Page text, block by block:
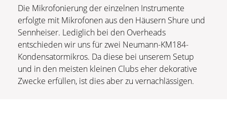
Die Mikrofonierung der einzelnen Instrumente
erfolgte mit Mikrofonen aus den Häusern Shure und
Sennheiser. Lediglich bei den Overheads
entschieden wir uns für zwei Neumann-KM184-
Kondensatormikros. Da diese bei unserem Setup
und in den meisten kleinen Clubs eher dekorative
Zwecke erfüllen, ist dies aber zu vernachlässigen.